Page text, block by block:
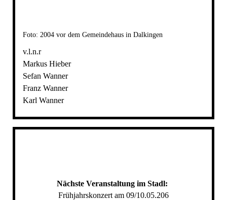
Foto: 2004 vor dem Gemeindehaus in Dalkingen
v.l.n.r
Markus Hieber
Sefan Wanner
Franz Wanner
Karl Wanner
Nächste Veranstaltung im Stadl:
Frühjahrskonzert am 09/10.05.206